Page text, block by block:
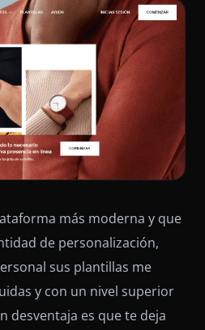
más moderna y que
de personalización,
sus plantillas me
y con un nivel superior
desventaja es que te deja